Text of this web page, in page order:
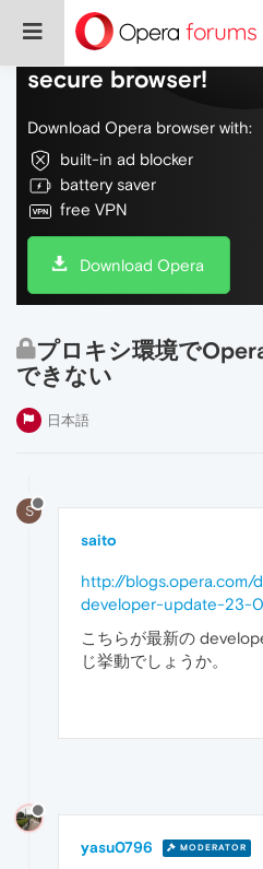
Do more on the web,
secure browser!
Download Opera browser with:
built-in ad blocker
battery saver
free VPN
Download Opera
プロキシ環境で
できない
日本語
S
saito
http://
developer-update-23-
こちらが最新の
じ挙動でしょうか。
yasu0796 MODERATOR